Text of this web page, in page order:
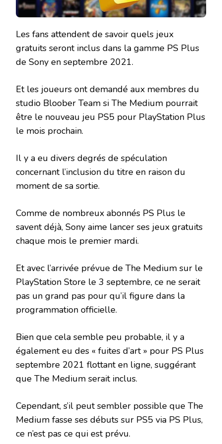
Les fans attendent de savoir quels jeux
gratuits seront inclus dans la gamme PS Plus
de Sony en septembre 2021.
Et les joueurs ont demandé aux membres du
studio Bloober Team si The Medium pourrait
être le nouveau jeu PS5 pour PlayStation Plus
le mois prochain.
Il y a eu divers degrés de spéculation
concernant l’inclusion du titre en raison du
moment de sa sortie.
Comme de nombreux abonnés PS Plus le
savent déjà, Sony aime lancer ses jeux gratuits
chaque mois le premier mardi.
Et avec l’arrivée prévue de The Medium sur le
PlayStation Store le 3 septembre, ce ne serait
pas un grand pas pour qu’il figure dans la
programmation officielle.
Bien que cela semble peu probable, il y a
également eu des « fuites d’art » pour PS Plus
septembre 2021 flottant en ligne, suggérant
que The Medium serait inclus.
Cependant, s’il peut sembler possible que The
Medium fasse ses débuts sur PS5 via PS Plus,
ce n’est pas ce qui est prévu.